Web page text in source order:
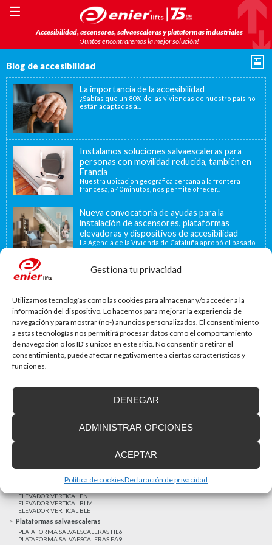
Gestiona tu privacidad
Utilizamos tecnologías como las cookies para almacenar y/o acceder a la
información del dispositivo. Lo hacemos para mejorar la experiencia de
navegación y para mostrar (no-) anuncios personalizados. El consentimiento
a estas tecnologías nos permitirá procesar datos como el comportamiento
de navegación o los ID's únicos en este sitio. No consentir o retirar el
consentimiento, puede afectar negativamente a ciertas características y
funciones.
ACEPTAR
DENEGAR
ADMINISTRAR OPCIONES
Política de cookiesDeclaración de privacidad
Accesibilidad, ascensores, salvaescaleras y plataformas industriales
¡Juntos encontraremos la mejor solución!
☰
Blog de accesibilidad
La importancia de la accesibilidad
¿Sabías que un 80% de las viviendas de nuestro país no
están adaptadas a...
Instalamos soluciones salvaescaleras para
personas con movilidad reducida, también en
Francia
Nuestra ubicación geográfica cercana a la frontera
francesa, a 40 minutos, nos permite ofrecer...
Nueva convocatoria de ayudas para la
instalación de ascensores, plataformas
elevadoras y dispositivos de accesibilidad
La Agencia de la Vivienda de Cataluña aprobó el pasado
15 de noviembre de...
La accesibilidad universal es una prioridad
MAS NOTICIAS
Elevadores verticales
ELEVADOR VERTICAL ENI
ELEVADOR VERTICAL BLM
ELEVADOR VERTICAL BLE
Plataformas salvaescaleras
PLATAFORMA SALVAESCALERAS HL6
PLATAFORMA SALVAESCALERAS EA9